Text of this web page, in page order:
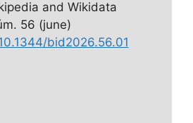
and Wikidata
56 (june)
bid2026.56.01